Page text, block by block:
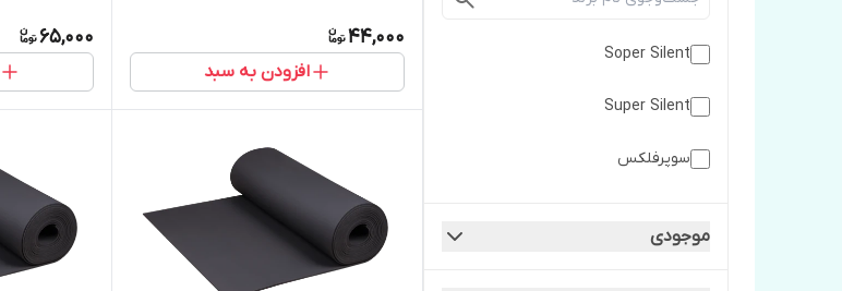
Soper Silent
Super Silent
سوپرفلكس
موجودی
44,000
افزودن به سبد
65,000